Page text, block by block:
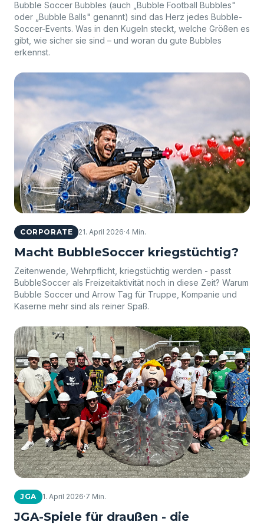
Bubble Soccer Bubbles (auch „Bubble Football Bubbles"
oder „Bubble Balls" genannt) sind das Herz jedes Bubble-
Soccer-Events. Was in den Kugeln steckt, welche Größen es
gibt, wie sicher sie sind – und woran du gute Bubbles
erkennst.
CORPORATE 21. April 2026·4 Min.
Macht BubbleSoccer kriegstüchtig?
Zeitenwende, Wehrpflicht, kriegstüchtig werden - passt
BubbleSoccer als Freizeitaktivität noch in diese Zeit? Warum
Bubble Soccer und Arrow Tag für Truppe, Kompanie und
Kaserne mehr sind als reiner Spaß.
JGA 1. April 2026·7 Min.
JGA-Spiele für draußen - die